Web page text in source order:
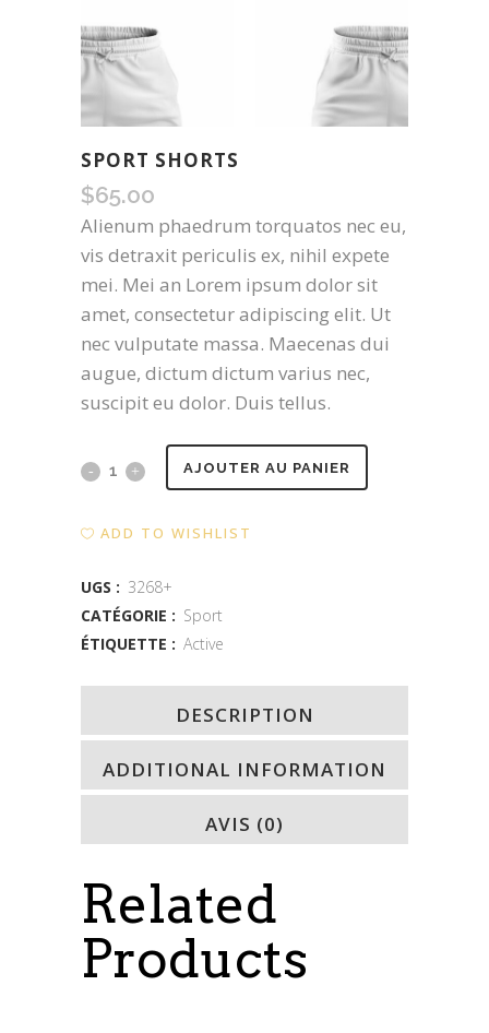
SPORT SHORTS
$65.00
Alienum phaedrum torquatos nec eu,
vis detraxit periculis ex, nihil expete
mei. Mei an Lorem ipsum dolor sit
amet, consectetur adipiscing elit. Ut
nec vulputate massa. Maecenas dui
augue, dictum dictum varius nec,
suscipit eu dolor. Duis tellus.
Sport
AJOUTER AU PANIER
ADD TO WISHLIST
UGS : 3268+
CATÉGORIE : Sport
ÉTIQUETTE : Active
DESCRIPTION
ADDITIONAL INFORMATION
AVIS (0)
Related
Products